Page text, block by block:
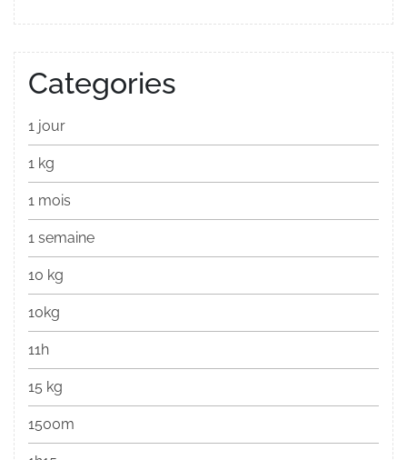
Categories
1 jour
1 kg
1 mois
1 semaine
10 kg
10kg
11h
15 kg
1500m